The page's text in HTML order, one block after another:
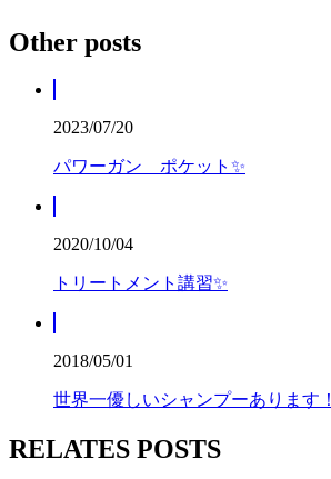
Other posts
2023/07/20
パワーガン ポケット✨
2020/10/04
トリートメント講習✨
2018/05/01
世界一優しいシャンプーあります！
RELATES POSTS